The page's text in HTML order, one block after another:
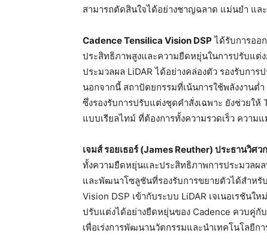
สามารถตัดสินใจได้อย่างชาญฉลาด แม่นยำ แล
Cadence Tensilica Vision DSP ได้รับการออ
ประสิทธิภาพสูงและความยืดหยุ่นในการปรับแต่
ประมวลผล LiDAR ได้อย่างคล่องตัว รองรับกา
นอกจากนี้ สถาปัตยกรรมที่เน้นการใช้พลังงานต่
ซึ่งรองรับการปรับแต่งชุดคำสั่งเฉพาะ ยังช่วยใ
แบบเรียลไทม์ ที่ต้องการทั้งความรวดเร็ว ควา
เจมส์ รอยเธอร์ (James Reuther) ประธานวิศว
ทั้งความยืดหยุ่นและประสิทธิภาพการประมวลผ
และพัฒนาโซลูชันที่รองรับการขยายตัวได้สำห
Vision DSP เข้ากับระบบ LiDAR เจเนอเรชัน
ปรับแต่งได้อย่างยืดหยุ่นของ Cadence ควบคู่
เพื่อเร่งการพัฒนานวัตกรรมและนำเทคโนโลยีก